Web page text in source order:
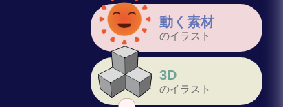
動く素材
のイラスト
3D
のイラスト